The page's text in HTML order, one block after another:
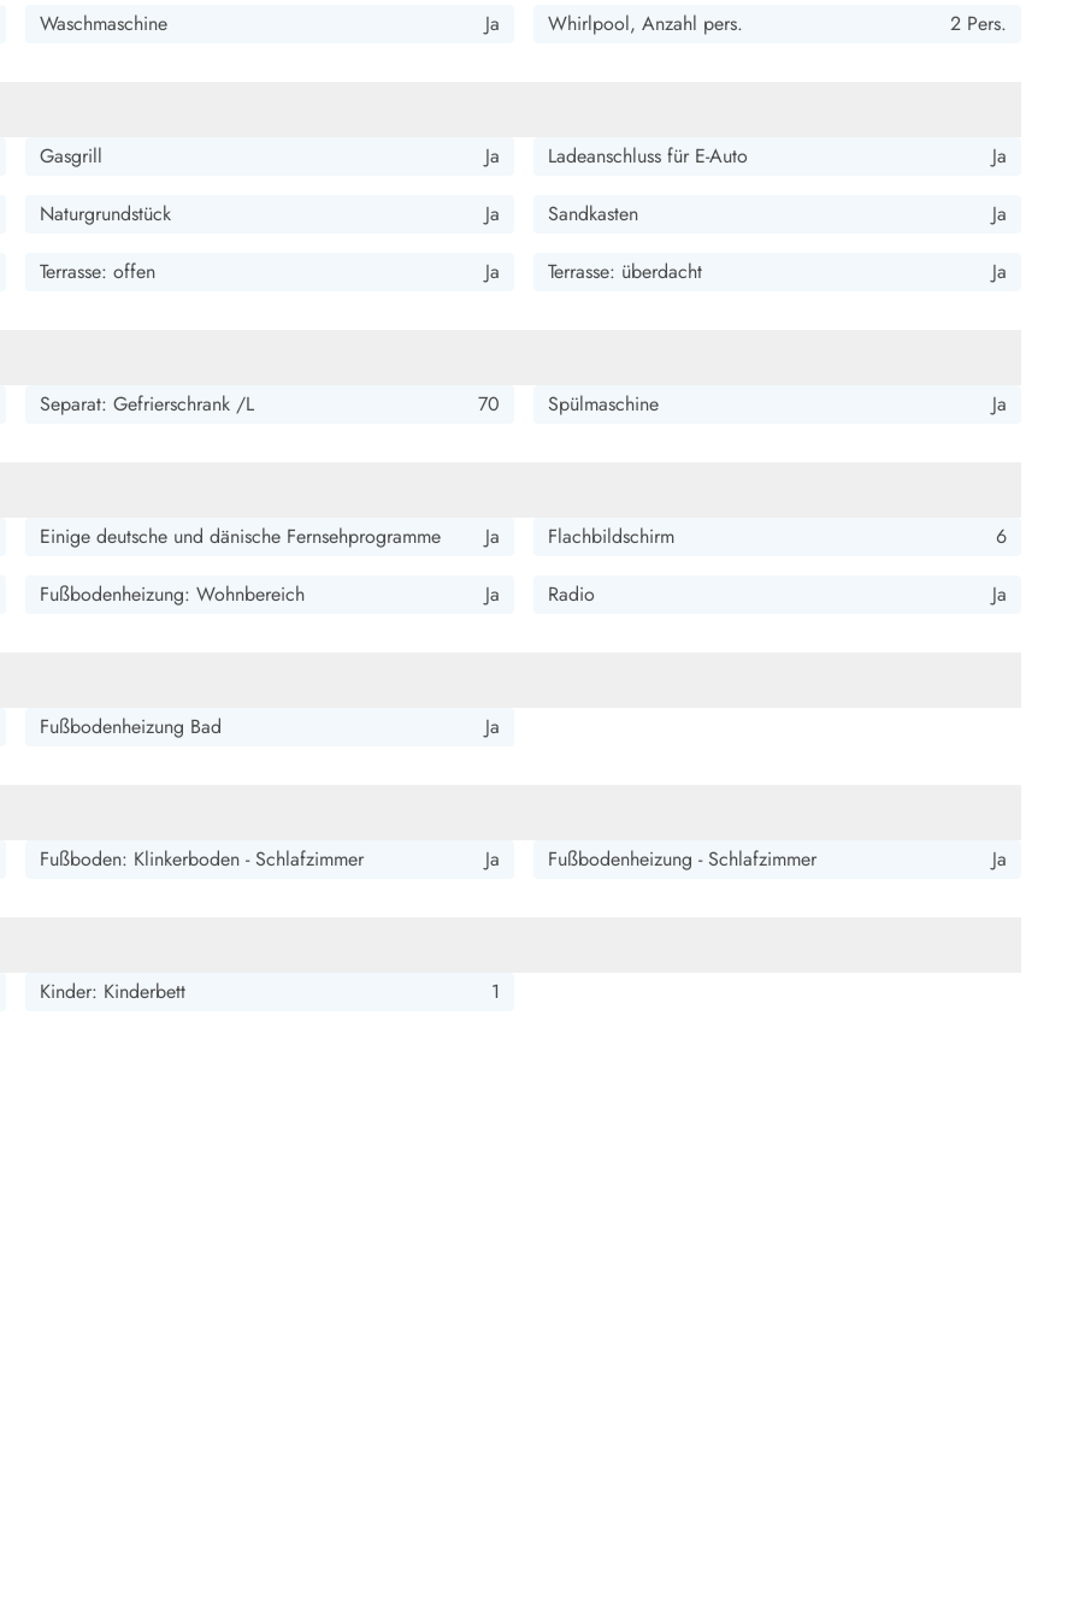
Esmark BlavandEsmark VejersEsmark HenneEsmark Römö Esmark Hvide SandeDas Team im Hintergrund
Waschmaschine Ja Whirlpool, Anzahl pers. 2 Pers.
Gasgrill Ja Ladeanschluss für E-Auto Ja
Naturgrundstück Ja Sandkasten Ja
Terrasse: offen Ja Terrasse: überdacht Ja
Separat: Gefrierschrank /L 70 Spülmaschine Ja
Einige deutsche und dänische Fernsehprogramme Ja Flachbildschirm 6
Fußbodenheizung: Wohnbereich Ja Radio Ja
Fußbodenheizung Bad Ja
Fußboden: Klinkerboden - Schlafzimmer Ja Fußbodenheizung - Schlafzimmer Ja
Kinder: Kinderbett 1